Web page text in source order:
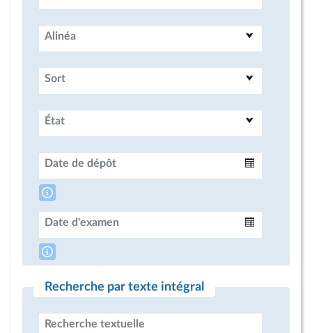
Alinéa
Sort
État
Date de dépôt
Date d'examen
Recherche par texte intégral
Recherche textuelle